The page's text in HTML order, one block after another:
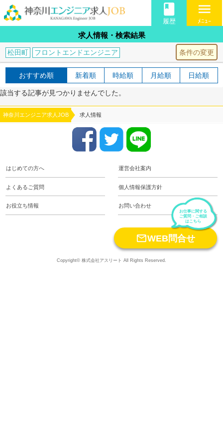
book
履歴
menu
ﾒﾆｭｰ
求人情報・検索結果
条件の変更
松田町 フロントエンドエンジニア
おすすめ順 新着順 時給順 月給順 日給順
該当する記事が見つかりませんでした。
神奈川エンジニア求人JOB 求人情報
はじめての方へ 運営会社案内
よくあるご質問 個人情報保護方針
お役立ち情報 お問い合わせ
お仕事に関する
ご質問・ご相談
はこちら
WEB問合せ
Copyright© 株式会社アスリート All Rights Reserved.